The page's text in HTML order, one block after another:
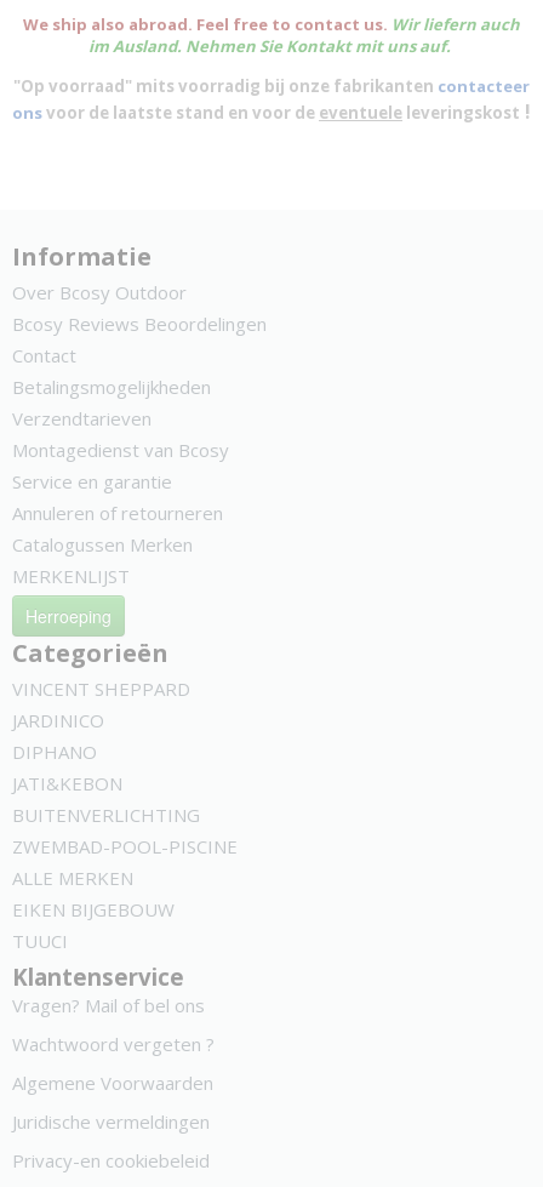
We ship also abroad. Feel free to contact us. Wir liefern auch
im Ausland. Nehmen Sie Kontakt mit uns auf.
"Op voorraad" mits voorradig bij onze fabrikanten contacteer
onsvoor de laatste stand en voor de eventuele leveringskost !
Informatie
Over Bcosy Outdoor
Bcosy Reviews Beoordelingen
Contact
Betalingsmogelijkheden
Verzendtarieven
Montagedienst van Bcosy
Service en garantie
Annuleren of retourneren
Catalogussen Merken
MERKENLIJST
Herroeping
Categorieën
VINCENT SHEPPARD
JARDINICO
DIPHANO
JATI&KEBON
BUITENVERLICHTING
ZWEMBAD-POOL-PISCINE
ALLE MERKEN
EIKEN BIJGEBOUW
TUUCI
Klantenservice
Vragen? Mail of bel ons
Wachtwoord vergeten ?
Algemene Voorwaarden
Juridische vermeldingen
Privacy-en cookiebeleid